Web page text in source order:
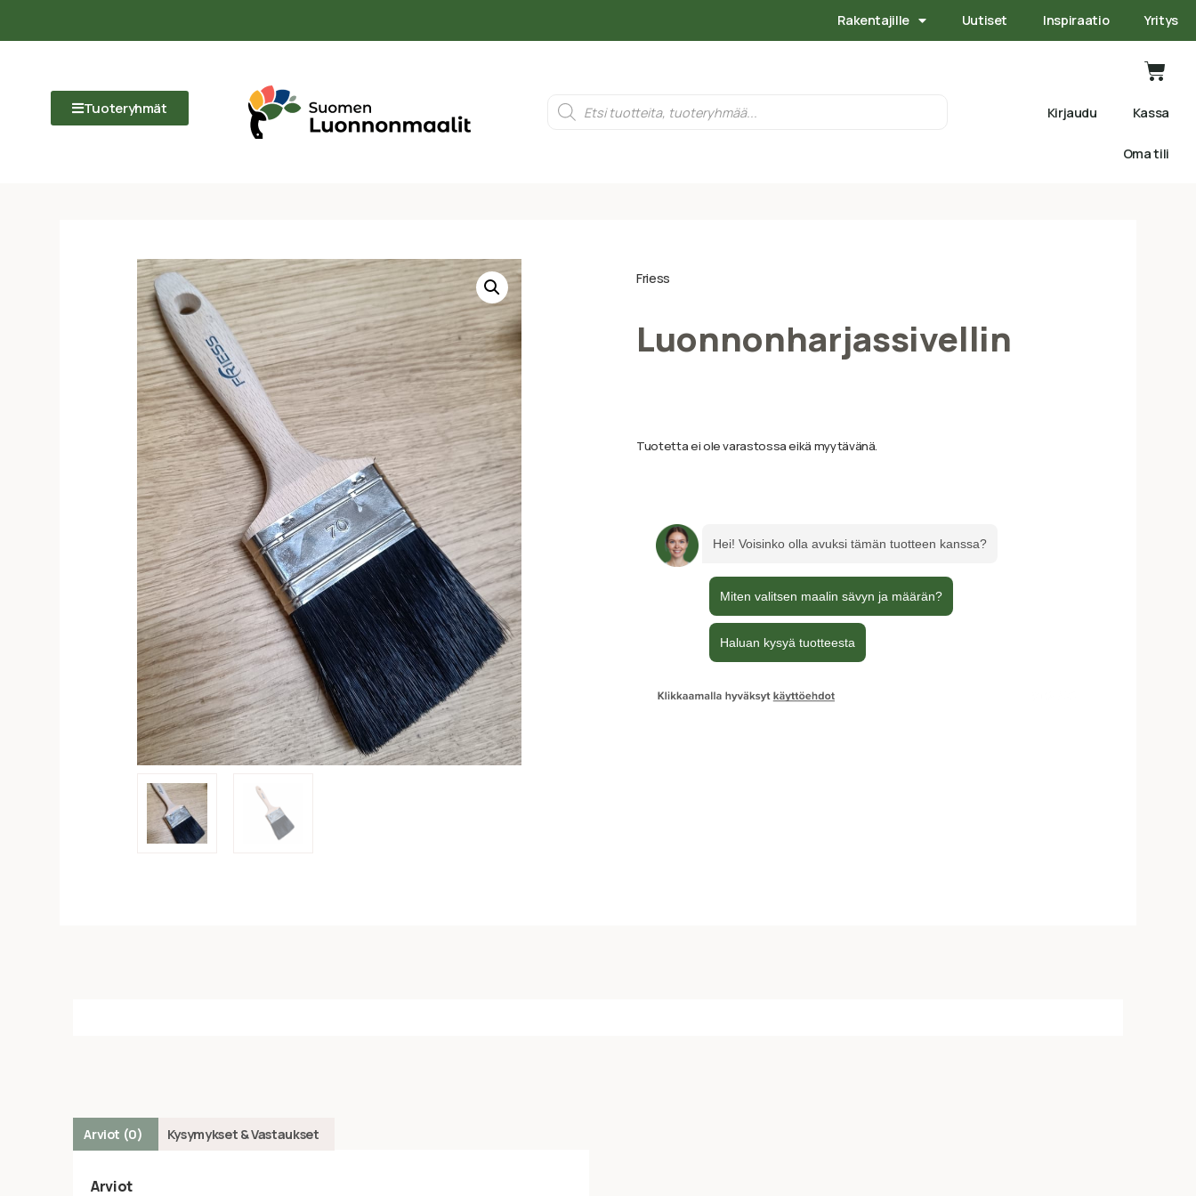
Rakentajille Uutiset Inspiraatio Yritys
Tuoteryhmät Kirjaudu Kassa
Oma tili
Friess
Luonnonharjassivellin
Tuotetta ei ole varastossa eikä myytävänä.
Arviot (0) Kysymykset & Vastaukset
Arviot